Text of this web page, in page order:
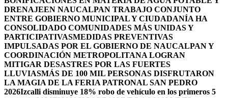
DRENAJEEN NAUCALPAN TRABAJO CONJUNTO
ENTRE GOBIERNO MUNICIPAL Y CIUDADANÍA HA
CONSOLIDADO COMUNIDADES MÁS UNIDAS Y
PARTICIPATIVASMEDIDAS PREVENTIVAS
IMPULSADAS POR EL GOBIERNO DE NAUCALPAN Y
COORDINACIÓN METROPOLITANA LOGRAN
MITIGAR DESASTRES POR LAS FUERTES
LLUVIASMÁS DE 100 MIL PERSONAS DISFRUTARON
LA MAGIA DE LA FERIA PATRONAL SAN PEDRO
2026Izcalli disminuye 18% robo de vehículo en los primeros 5